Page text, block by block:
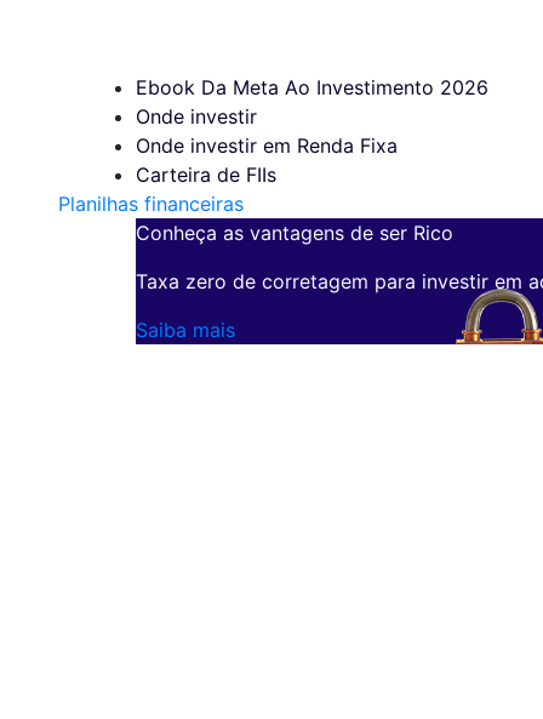
Ebook Da Meta Ao Investimento 2026
Onde investir
Onde investir em Renda Fixa
Carteira de FIIs
Planilhas financeiras
Conheça as vantagens de ser Rico
Taxa zero de corretagem para investir em
Saiba mais